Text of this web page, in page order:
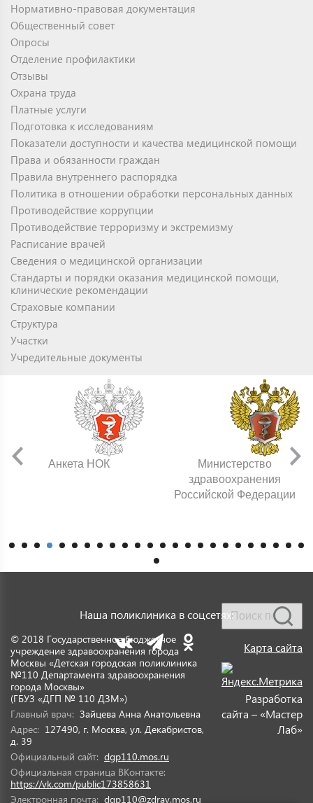
Нормативно-правовая документация
Общественный совет
Опросы
Отделение профилактики
Отзывы
Охрана труда
Платные услуги
Подготовка к исследованиям
Показатели доступности и качества медицинской помощи
Права и обязанности граждан
Правила внутреннего распорядка
Политика в отношении обработки персональных данных
Противодействие коррупции
Противодействие терроризму и экстремизму
Расписание врачей
Сведения о медицинской организации
Стандарты и порядки оказания медицинской помощи,
клинические рекомендации
Страховые компании
Структура
Участки
Учредительные документы
Анкета НОК
Министерство
здравоохранения
Российской Федерации
© 2018 Государственное бюджетное
учреждение здравоохранения города
Москвы «Детская городская поликлиника
№110 Департамента здравоохранения
города Москвы»
(ГБУЗ «ДГП № 110 ДЗМ»)
Главный врач: Зайцева Анна Анатольевна
Адрес: 127490, г. Москва, ул. Декабристов,
д. 39
Официальный сайт: dgp110.mos.ru
Официальная страница ВКонтакте:
https://vk.com/public173858631
Электронная почта: dgp110@zdrav.mos.ru
Наша поликлиника в соцсетях:
Карта сайта
Разработка
сайта – «Мастер
Лаб»